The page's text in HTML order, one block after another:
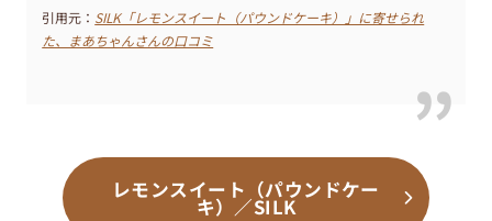
引用元： SILK「レモンスイート（パウンドケーキ）」に寄せられ
た、まあちゃんさんの口コミ
レモンスイート（パウンドケー
キ）／SILK